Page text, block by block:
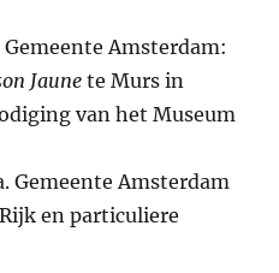
Amsterdam:
Jaunete Murs in
van het Museum
Gemeente Amsterdam
en particuliere